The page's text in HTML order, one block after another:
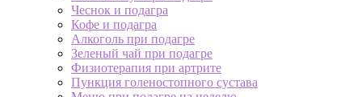
Чеснок и подагра
Кофе и подагра
Алкоголь при подагре
Зеленый чай при подагре
Физиотерапия при артрите
Пункция голеностопного сустава